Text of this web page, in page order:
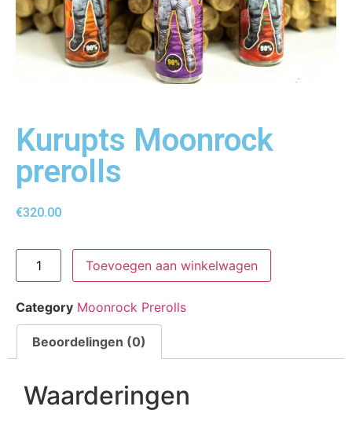
Kurupts Moonrock
prerolls
€320.00
Toevoegen aan winkelwagen
Category Moonrock Prerolls
Beoordelingen (0)
Waarderingen